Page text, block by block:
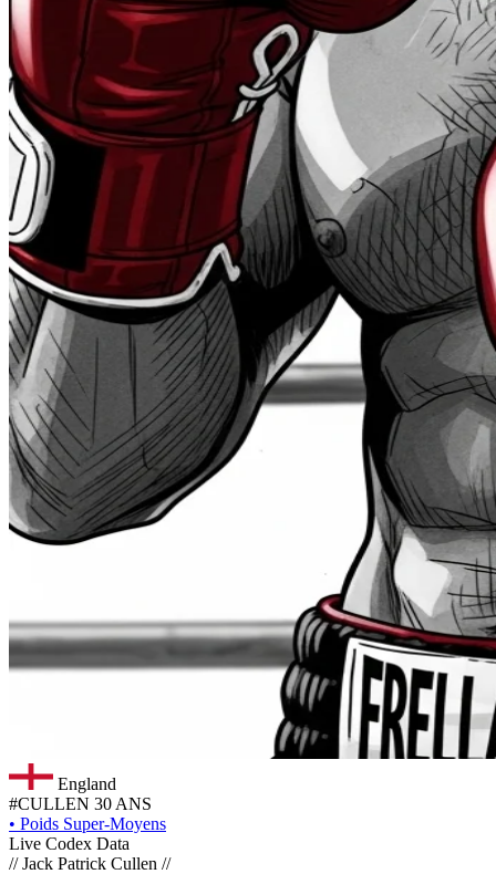
England
#CULLEN 30 ANS
• Poids Super-Moyens
Live Codex Data
// Jack Patrick Cullen //